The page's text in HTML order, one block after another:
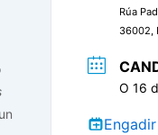
Rúa
36002,
O 16